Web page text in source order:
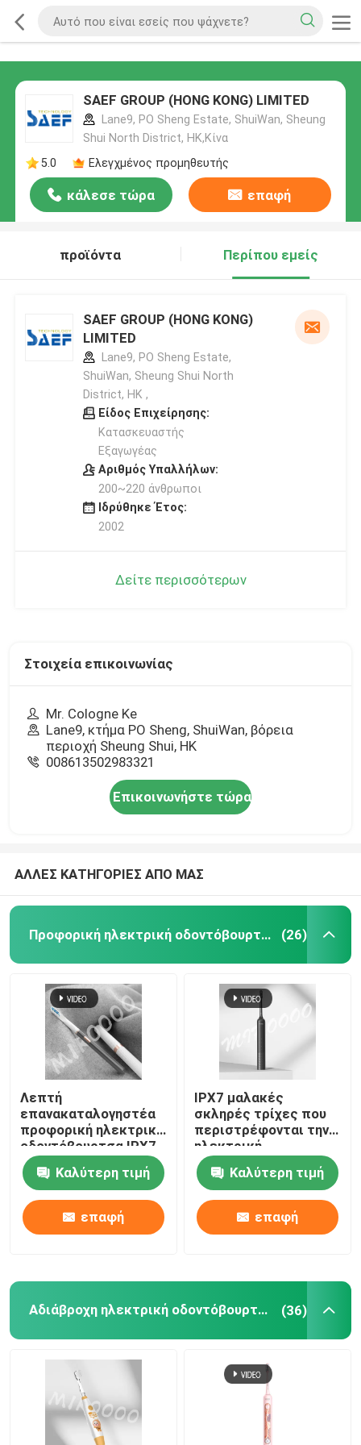
SAEF GROUP (HONG KONG) LIMITED
Lane9, PO Sheng Estate, ShuiWan, Sheung
Shui North District, HK,Κίνα
5.0
Ελεγχμένος προμηθευτής
κάλεσε τώρα επαφή
προϊόντα Περίπου εμείς
SAEF GROUP (HONG KONG)
LIMITED
Lane9, PO Sheng Estate,
ShuiWan, Sheung Shui North
District, HK ,
Είδος Επιχείρησης:
Κατασκευαστής
Εξαγωγέας
Αριθμός Υπαλλήλων:
200~220 άνθρωποι
Ιδρύθηκε Έτος:
2002
Δείτε περισσότερων
Στοιχεία επικοινωνίας
Mr. Cologne Ke
Lane9, κτήμα PO Sheng, ShuiWan, βόρεια
περιοχή Sheung Shui, HK
008613502983321
Επικοινωνήστε τώρα
ΑΛΛΕΣ ΚΑΤΗΓΟΡΙΕΣ ΑΠΟ ΜΑΣ
Προφορική ηλεκτρική οδοντόβουρτσα προσοχής (26)
Λεπτή
επανακαταλογηστέα
προφορική ηλεκτρική
οδοντόβουρτσα IPX7
προσοχής αδιάβροχη
με 3 τρόπους
Καλύτερη τιμή
επαφή
IPX7 μαλακές
σκληρές τρίχες που
περιστρέφονται την
ηλεκτρική
οδοντόβουρτσα
επανακαταλογηστέα
για την προστασία
γόμμας
Καλύτερη τιμή
επαφή
Αδιάβροχη ηλεκτρική οδοντόβουρτσα (36)